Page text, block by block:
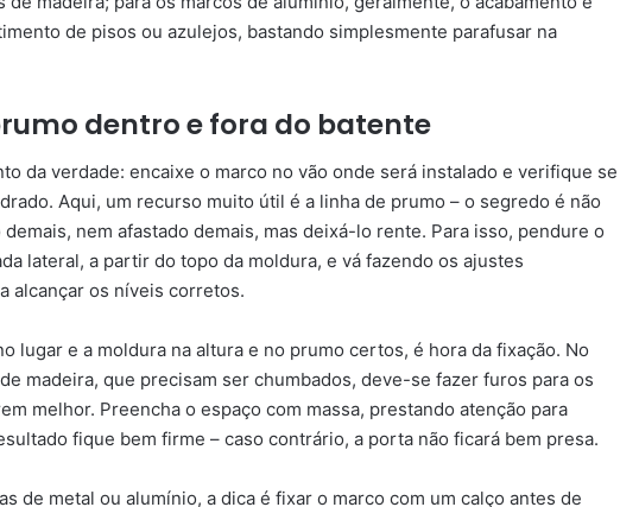
de pisos ou azulejos, bastando simplesmente parafusar na
dentro e fora do batente
da verdade: encaixe o marco no vão onde será instalado e verifique se
Aqui, um recurso muito útil é a linha de prumo – o segredo é não
nem afastado demais, mas deixá-lo rente. Para isso, pendure o
lateral, a partir do topo da moldura, e vá fazendo os ajustes
alcançar os níveis corretos.
lugar e a moldura na altura e no prumo certos, é hora da fixação. No
madeira, que precisam ser chumbados, deve-se fazer furos para os
melhor. Preencha o espaço com massa, prestando atenção para
fique bem firme – caso contrário, a porta não ficará bem presa.
de metal ou alumínio, a dica é fixar o marco com um calço antes de